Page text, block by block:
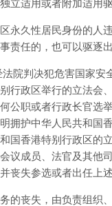
立适用或者附加适用驱
永久性居民身份的人
责任的，也可以驱逐出
院判决犯危害国家安
行政区举行的立法会
公职或者行政长官选
拥护中华人民共和国
国香港特别行政区的
议成员、法官及其他
丧失参选或者出任上
的丧失，由负责组织